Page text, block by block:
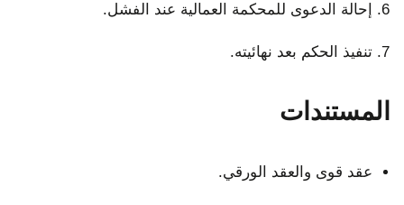
إحالة الدعوى للمحكمة العمالية عند الفشل.
تنفيذ الحكم بعد نهائيته.
المستندات
عقد قوى والعقد الورقي.